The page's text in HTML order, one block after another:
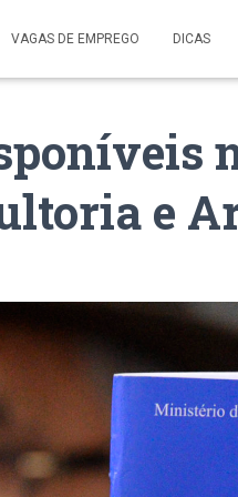
VAGAS DE EMPREGO DICAS
e